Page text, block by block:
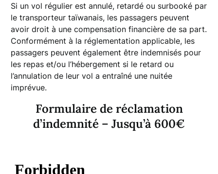
Si un vol régulier est annulé, retardé ou surbooké par
le transporteur taïwanais, les passagers peuvent
avoir droit à une compensation financière de sa part.
Conformément à la réglementation applicable, les
passagers peuvent également être indemnisés pour
les repas et/ou l’hébergement si le retard ou
l’annulation de leur vol a entraîné une nuitée
imprévue.
Formulaire de réclamation
d’indemnité – Jusqu’à 600€